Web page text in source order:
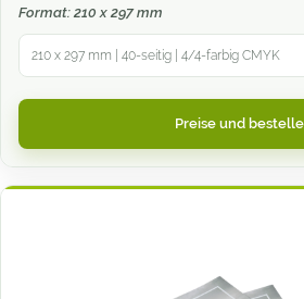
Format: 210 x 297 mm
210 x 297 mm | 40-seitig | 4/4-farbig CMYK
Preise und